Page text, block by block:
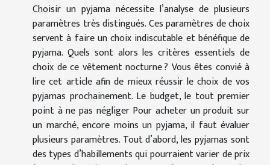
Choisir un pyjama nécessite l’analyse de plusieurs
paramètres très distingués. Ces paramètres de choix
servent à faire un choix indiscutable et bénéfique de
pyjama. Quels sont alors les critères essentiels de
choix de ce vêtement nocturne ? Vous êtes convié à
lire cet article afin de mieux réussir le choix de vos
pyjamas prochainement. Le budget, le tout premier
point à ne pas négliger Pour acheter un produit sur
un marché, encore moins un pyjama, il faut évaluer
plusieurs paramètres. Tout d’abord, les pyjamas sont
des types d’habillements qui pourraient varier de prix